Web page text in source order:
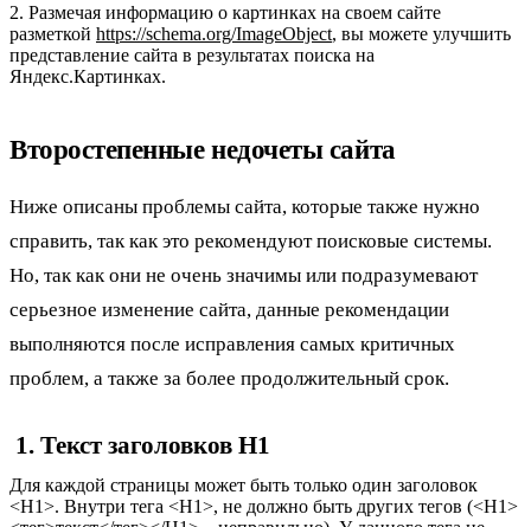
2. Размечая информацию о картинках на своем сайте
разметкой https://schema.org/ImageObject, вы можете улучшить
представление сайта в результатах поиска на
Яндекс.Картинках.
Второстепенные недочеты сайта
Ниже описаны проблемы сайта, которые также нужно
справить, так как это рекомендуют поисковые системы.
Но, так как они не очень значимы или подразумевают
серьезное изменение сайта, данные рекомендации
выполняются после исправления самых критичных
проблем, а также за более продолжительный срок.
1. Текст заголовков H1
Для каждой страницы может быть только один заголовок
<H1>. Внутри тега <H1>, не должно быть других тегов (<H1>